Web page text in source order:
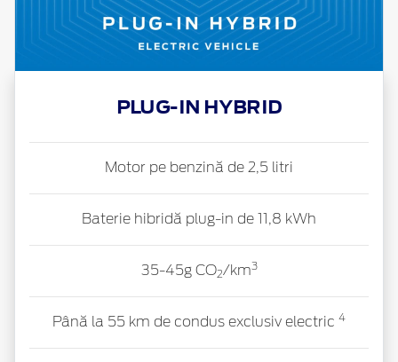
PLUG-IN HYBRID
Motor pe benzină de 2,5 litri
Baterie hibridă plug-in de 11,8 kWh
35-45g CO2/km3
Până la 55 km de condus exclusiv electric 4